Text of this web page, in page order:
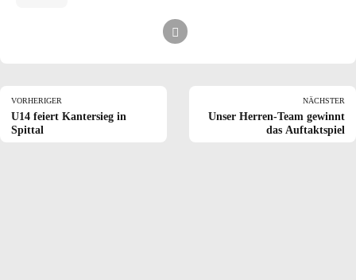
VORHERIGER
U14 feiert Kantersieg in
Spittal
NÄCHSTER
Unser Herren-Team gewinnt
das Auftaktspiel